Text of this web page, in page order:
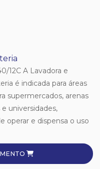
12C A Lavadora e
é indicada para áreas
supermercados, arenas
e universidades,
operar e dispensa o uso